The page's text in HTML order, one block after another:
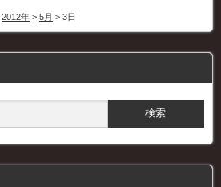
2012年 > 5月 > 3日